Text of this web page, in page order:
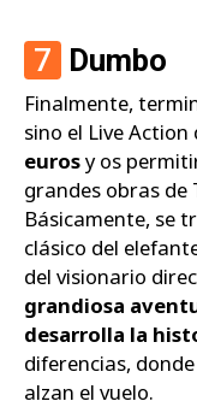
7 Dumbo
Finalmente,
sino el Live Action
eurosy os
grandes obras de
Básicamente, se
clásico del
del visionario
grandiosa
desarrolla la
diferencias,
alzan el vuelo.